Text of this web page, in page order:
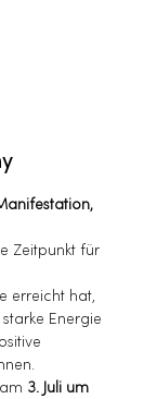
Zeitpunkt für
erreicht hat,
Energie
3. Juli um